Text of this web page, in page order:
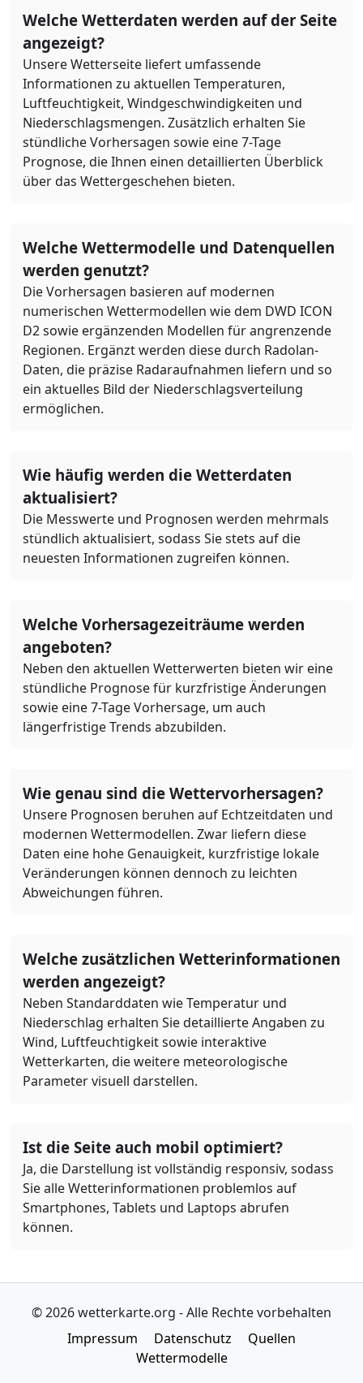
Welche Wetterdaten werden auf der Seite
angezeigt?
Unsere Wetterseite liefert umfassende
Informationen zu aktuellen Temperaturen,
Luftfeuchtigkeit, Windgeschwindigkeiten und
Niederschlagsmengen. Zusätzlich erhalten Sie
stündliche Vorhersagen sowie eine 7-Tage
Prognose, die Ihnen einen detaillierten Überblick
über das Wettergeschehen bieten.
Welche Wettermodelle und Datenquellen
werden genutzt?
Die Vorhersagen basieren auf modernen
numerischen Wettermodellen wie dem DWD ICON
D2 sowie ergänzenden Modellen für angrenzende
Regionen. Ergänzt werden diese durch Radolan-
Daten, die präzise Radaraufnahmen liefern und so
ein aktuelles Bild der Niederschlagsverteilung
ermöglichen.
Wie häufig werden die Wetterdaten
aktualisiert?
Die Messwerte und Prognosen werden mehrmals
stündlich aktualisiert, sodass Sie stets auf die
neuesten Informationen zugreifen können.
Welche Vorhersagezeiträume werden
angeboten?
Neben den aktuellen Wetterwerten bieten wir eine
stündliche Prognose für kurzfristige Änderungen
sowie eine 7-Tage Vorhersage, um auch
längerfristige Trends abzubilden.
Wie genau sind die Wettervorhersagen?
Unsere Prognosen beruhen auf Echtzeitdaten und
modernen Wettermodellen. Zwar liefern diese
Daten eine hohe Genauigkeit, kurzfristige lokale
Veränderungen können dennoch zu leichten
Abweichungen führen.
Welche zusätzlichen Wetterinformationen
werden angezeigt?
Neben Standarddaten wie Temperatur und
Niederschlag erhalten Sie detaillierte Angaben zu
Wind, Luftfeuchtigkeit sowie interaktive
Wetterkarten, die weitere meteorologische
Parameter visuell darstellen.
Ist die Seite auch mobil optimiert?
Ja, die Darstellung ist vollständig responsiv, sodass
Sie alle Wetterinformationen problemlos auf
Smartphones, Tablets und Laptops abrufen
können.
© 2026 wetterkarte.org - Alle Rechte vorbehalten
Impressum
Datenschutz
Quellen
Wettermodelle